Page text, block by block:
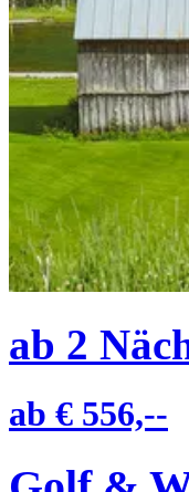
ab 2
ab € 556,--